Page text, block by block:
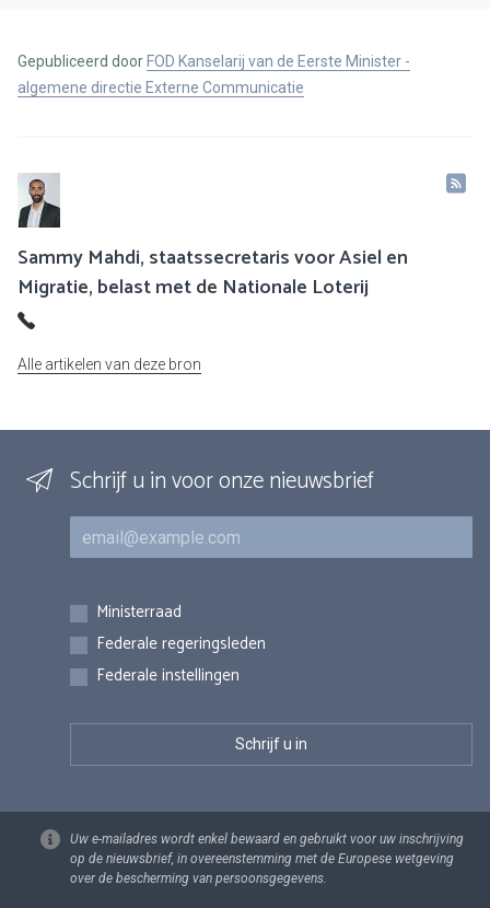
Gepubliceerd door FOD Kanselarij van de Eerste Minister -
algemene directie Externe Communicatie
Sammy Mahdi, staatssecretaris voor Asiel en
Migratie, belast met de Nationale Loterij
Alle artikelen van deze bron
Schrijf u in voor onze nieuwsbrief
E-mail
Inschrijvingen
Ministerraad
Federale regeringsleden
Federale instellingen
Uw e-mailadres wordt enkel bewaard en gebruikt voor uw inschrijving
op de nieuwsbrief, in overeenstemming met de Europese wetgeving
over de bescherming van persoonsgegevens.